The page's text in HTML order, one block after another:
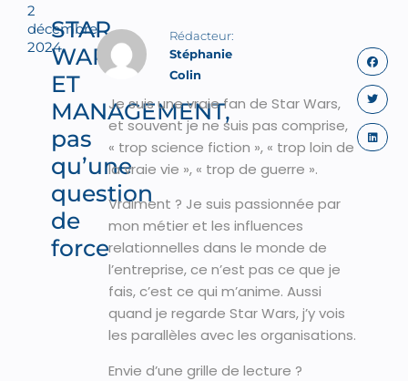
2
décembre
2024
STAR
WARS
ET
MANAGEMENT,
pas
qu’une
question
de
force
Stéphanie
Colin
Je suis une vraie fan de Star Wars,
et souvent je ne suis pas comprise,
« trop science fiction », « trop loin de
la vraie vie », « trop de guerre ».
Vraiment ? Je suis passionnée par
mon métier et les influences
relationnelles dans le monde de
l’entreprise, ce n’est pas ce que je
fais, c’est ce qui m’anime. Aussi
quand je regarde Star Wars, j’y vois
les parallèles avec les organisations.
Envie d’une grille de lecture ?